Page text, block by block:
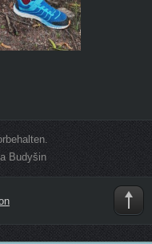
Budyšin